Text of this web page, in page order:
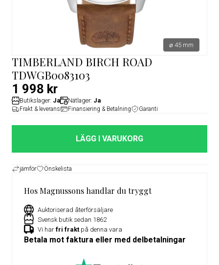
⌀ 45 mm
TIMBERLAND BIRCH ROAD
TDWGB0083103
1 998 kr
Butikslager: Ja Nätlager: Ja
Frakt & leverans Finansiering & Betalning Garanti
LÄGG I VARUKORG
jämför Önskelista
Hos Magnussons handlar du tryggt
Auktoriserad återförsäljare
Svensk butik sedan 1862
Vi har fri frakt på denna vara
Betala mot faktura eller med delbetalningar